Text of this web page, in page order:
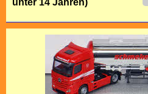
unter 14 Jahren)